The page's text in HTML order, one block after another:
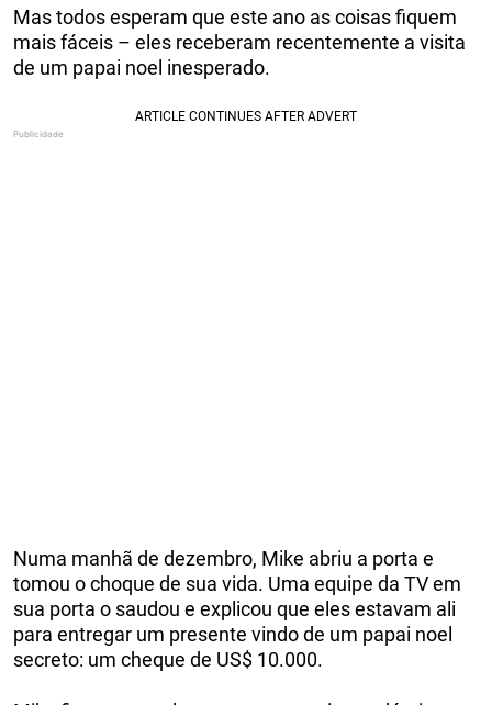
Mas todos esperam que este ano as coisas fiquem
mais fáceis – eles receberam recentemente a visita
de um papai noel inesperado.
Numa manhã de dezembro, Mike abriu a porta e
tomou o choque de sua vida. Uma equipe da TV em
sua porta o saudou e explicou que eles estavam ali
para entregar um presente vindo de um papai noel
secreto: um cheque de US$ 10.000.